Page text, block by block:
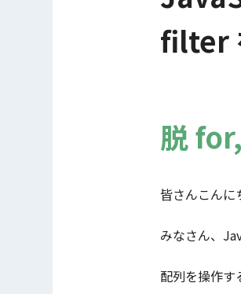
filter
脱
皆さんこんに
みなさん、
配列を操作す